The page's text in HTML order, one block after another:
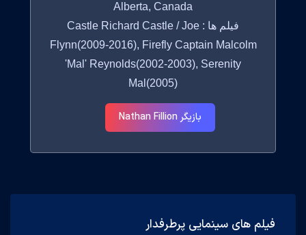
فیلم های سینمایی پرطرفدار
Alberta, Canada
فیلم ها : Castle Richard Castle / Joe
Flynn(2009-2016), Firefly Captain Malcolm
'Mal' Reynolds(2002-2003), Serenity
Mal(2005)
بازیگر Nathan Fillion